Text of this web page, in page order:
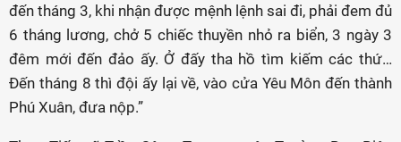
đến tháng 3, khi nhận được mệnh lệnh sai đi, phải đem đủ
6 tháng lương, chở 5 chiếc thuyền nhỏ ra biển, 3 ngày 3
đêm mới đến đảo ấy. Ở đấy tha hồ tìm kiếm các thứ…
Đến tháng 8 thì đội ấy lại về, vào cửa Yêu Môn đến thành
Phú Xuân, đưa nộp.”